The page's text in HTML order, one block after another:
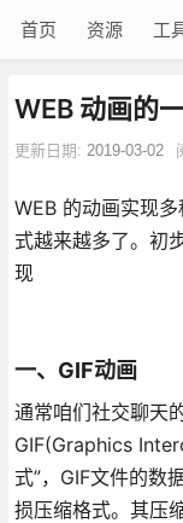
首页 资源 工
WEB 动画的
更新日期: 2019-03-02
WEB 的动画实现
式越来越多了。初
现
一、GIF动画
通常咱们社交聊天
GIF(Graphics
式”，GIF文件的数
损压缩格式。其压